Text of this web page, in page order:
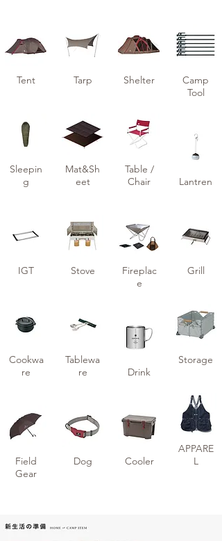
Tent
Sleepin
g
IGT
Cookwa
re
Field
Gear
Tarp
Mat&Sh
eet
Stove
Tablewa
re
Dog
Shelter
Table /
Chair
Fireplac
e
Drink
Cooler
Camp
Tool
Lantren
Grill
Storage
APPARE
L